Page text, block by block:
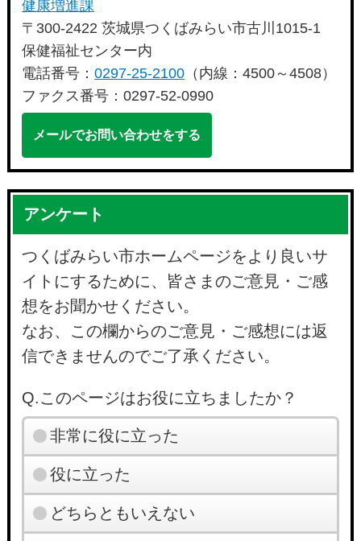
健康増進課
〒300-2422 茨城県つくばみらい市古川1015-1
保健福祉センター内
電話番号：0297-25-2100 （内線：4500～4508）
ファクス番号：0297-52-0990
メールでお問い合わせをする
アンケート
つくばみらい市ホームページをより良いサ
イトにするために、皆さまのご意見・ご感
想をお聞かせください。
なお、この欄からのご意見・ご感想には返
信できませんのでご了承ください。
Q.このページはお役に立ちましたか？
非常に役に立った
役に立った
どちらともいえない